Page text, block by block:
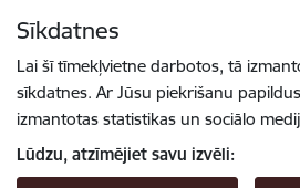
Sīkdatnes
Lai šī tīmekļvietne darbotos, tā
sīkdatnes. Ar Jūsu piekrišanu
izmantotas statistikas un sociālo
Lūdzu, atzīmējiet savu izvēli: